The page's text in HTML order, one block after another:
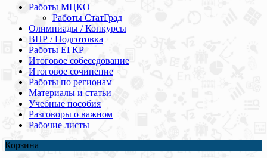
Работы МЦКО
Работы СтатГрад
Олимпиады / Конкурсы
ВПР / Подготовка
Работы ЕГКР
Итоговое собеседование
Итоговое сочинение
Работы по регионам
Материалы и статьи
Учебные пособия
Разговоры о важном
Рабочие листы
Корзина